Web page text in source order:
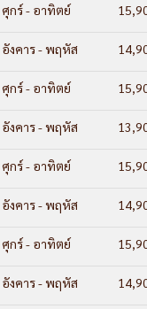
ศุกร์ - อาทิตย์
อังคาร - พฤหัส
ศุกร์ - อาทิตย์
อังคาร - พฤหัส
ศุกร์ - อาทิตย์
อังคาร - พฤหัส
ศุกร์ - อาทิตย์
อังคาร - พฤหัส